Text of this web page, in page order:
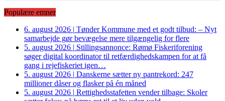
Populære emner
6. august 2026 | Tønder Kommune med et godt tilbud: – Nyt
samarbejde gør bevægelse mere tilgængelig for flere
5. august 2026 | Stillingsannonce: Rømø Fiskeriforening
søger digital koordinator til retfærdighedskampen for at få
gang i rejefiskeriet igen…
5. august 2026 | Danskerne sætter ny pantrekord: 247
millioner dåser og flasker på én måned
5. august 2026 | Rettighedsstafetten vender tilbage: Skoler